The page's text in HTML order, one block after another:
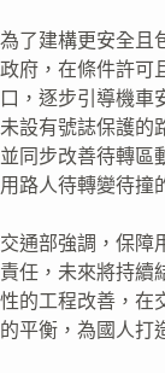
為了建構更安全且
政府，在條件許可
口，逐步引導機車
未設有號誌保護的
並同步改善待轉區
用路人待轉變待撞
交通部強調，保障
責任，未來將持續
性的工程改善，在
的平衡，為國人打